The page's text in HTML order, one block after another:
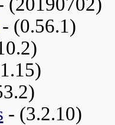
- (0.56.1)
- (3.2.10)